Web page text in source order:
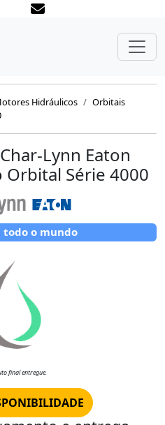
Hidráulicos
Orbitais
Lynn Eaton
Série 4000
todo o mundo
final entregue.